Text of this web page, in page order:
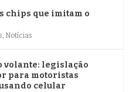
chips que imitam o
, Notícias
volante: legislação
para motoristas
celular